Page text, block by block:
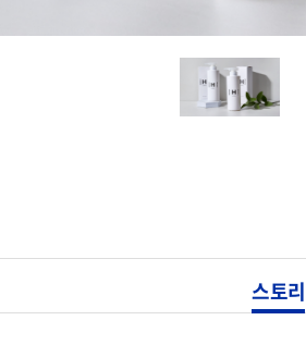
스토리